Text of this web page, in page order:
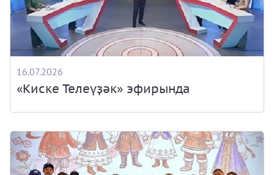
16.07.2026
«Киске Телеүҙәк» эфирында